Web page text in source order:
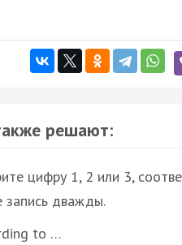
решают:
цифру 1, 2 или 3,
запись дважды.
to …